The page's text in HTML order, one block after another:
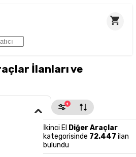
İlanları ve
1
İkinci El Diğer Araçlar
kategorisinde 72.447 ilan
bulundu